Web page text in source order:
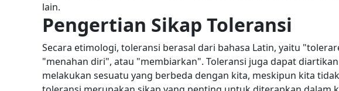
lain.
Pengertian Sikap Toleransi
Secara etimologi, toleransi berasal dari bahasa Latin, yaitu
"menahan diri", atau "membiarkan". Toleransi juga dapat
melakukan sesuatu yang berbeda dengan kita, meskipun kita